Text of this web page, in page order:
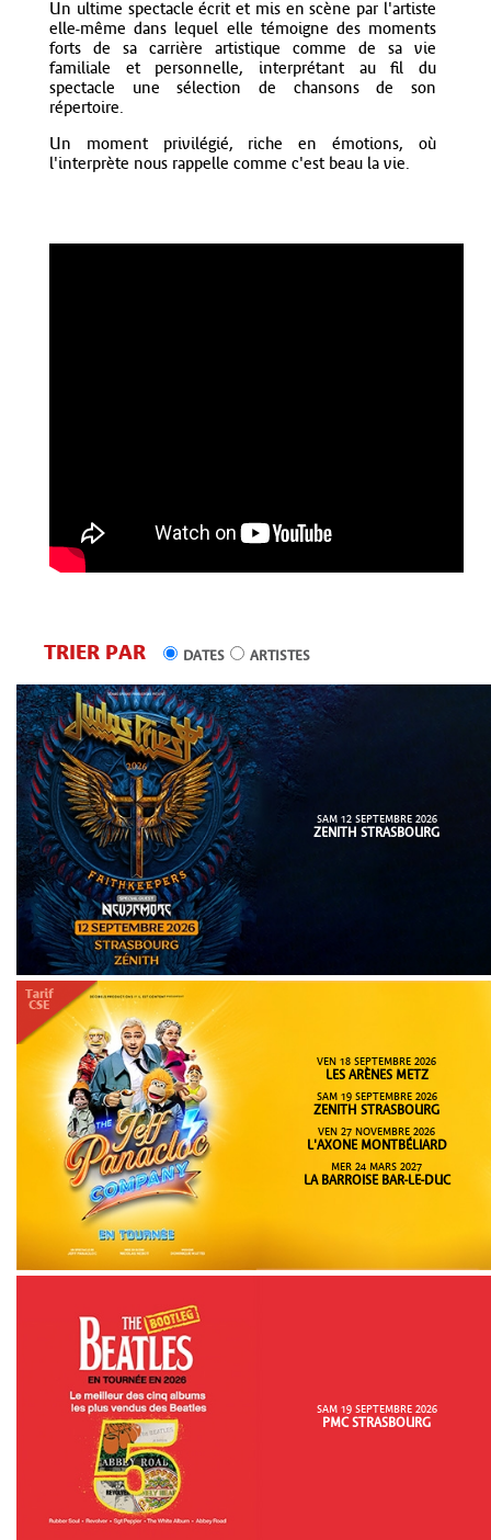
Un ultime spectacle écrit et mis en scène par l'artiste
elle-même dans lequel elle témoigne des moments
forts de sa carrière artistique comme de sa vie
familiale et personnelle, interprétant au fil du
spectacle une sélection de chansons de son
répertoire.
Un moment privilégié, riche en émotions, où
l'interprète nous rappelle comme c'est beau la vie.
TRIER PAR DATES ARTISTES
SAM 12 SEPTEMBRE 2026
ZENITH STRASBOURG
VEN 18 SEPTEMBRE 2026
LES ARÈNES METZ
SAM 19 SEPTEMBRE 2026
ZENITH STRASBOURG
VEN 27 NOVEMBRE 2026
L'AXONE MONTBÉLIARD
MER 24 MARS 2027
LA BARROISE BAR-LE-DUC
SAM 19 SEPTEMBRE 2026
PMC STRASBOURG